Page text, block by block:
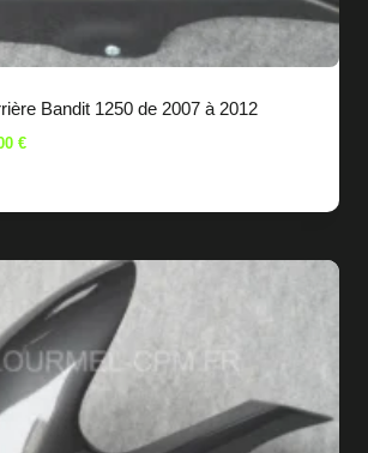
Bandit 1250 de 2007 à 2012
€